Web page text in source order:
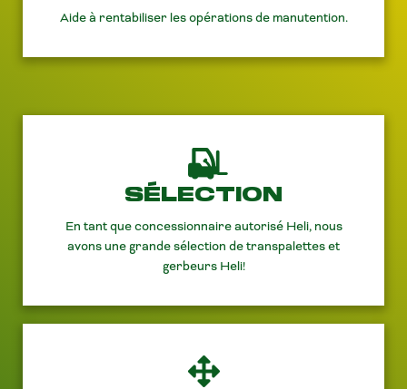
Aide à rentabiliser les opérations de manutention.
SÉLECTION
En tant que concessionnaire autorisé Heli, nous
avons une grande sélection de transpalettes et
gerbeurs Heli!